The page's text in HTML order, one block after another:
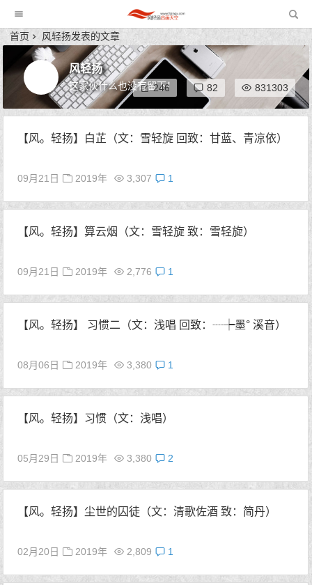
首页 风轻扬发表的文章
风轻扬
这家伙什么也没有留下！
246 82 831303
【风。轻扬】白芷（文：雪轻旋 回致：甘蓝、青凉依）
09月21日 2019年 3,307 1
【风。轻扬】算云烟（文：雪轻旋 致：雪轻旋）
09月21日 2019年 2,776 1
【风。轻扬】 习惯二（文：浅唱 回致：┈┾墨° 溪音）
08月06日 2019年 3,380 1
【风。轻扬】习惯（文：浅唱）
05月29日 2019年 3,380 2
【风。轻扬】尘世的囚徒（文：清歌佐酒 致：简丹）
02月20日 2019年 2,809 1